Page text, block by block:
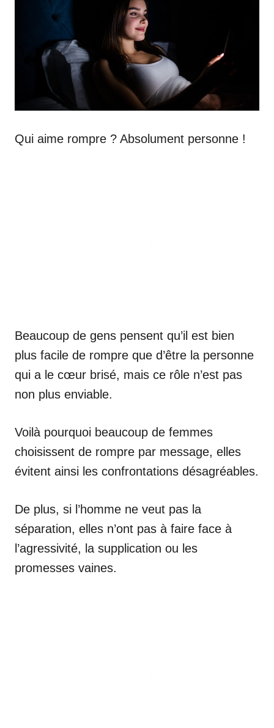
Qui aime rompre ? Absolument personne !
Beaucoup de gens pensent qu’il est bien
plus facile de rompre que d’être la personne
qui a le cœur brisé, mais ce rôle n’est pas
non plus enviable.
Voilà pourquoi beaucoup de femmes
choisissent de rompre par message, elles
évitent ainsi les confrontations désagréables.
De plus, si l’homme ne veut pas la
séparation, elles n’ont pas à faire face à
l’agressivité, la supplication ou les
promesses vaines.